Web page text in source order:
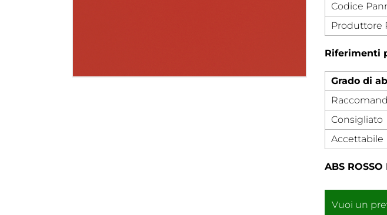
Codice
Produttore
Riferimenti
Grado di
Consigliato
Accettabile
ABS